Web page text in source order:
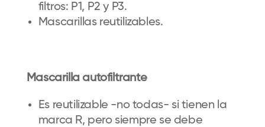
filtros: P1, P2 y P3.
Mascarillas reutilizables.
Mascarilla autofiltrante
Es reutilizable -no todas- si tienen la
marca R, pero siempre se debe